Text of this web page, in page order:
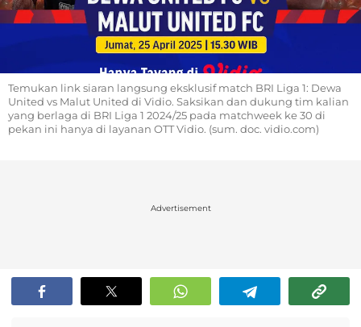
Temukan link siaran langsung eksklusif match BRI Liga 1: Dewa
United vs Malut United di Vidio. Saksikan dan dukung tim kalian
yang berlaga di BRI Liga 1 2024/25 pada matchweek ke 30 di
pekan ini hanya di layanan OTT Vidio. (sum. doc. vidio.com)
Advertisement